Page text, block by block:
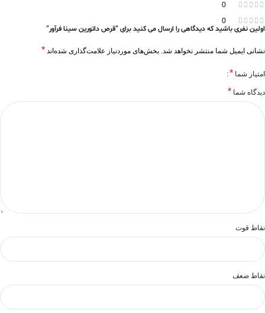
0
0
اولین نفری باشید که دیدگاهی را ارسال می کنید برای “قرص داتورین سینا فرآور”
نشانی ایمیل شما منتشر نخواهد شد. بخش‌های موردنیاز علامت‌گذاری شده‌اند *
امتیاز شما *
دیدگاه شما *
نقاط قوت
نقاط ضعف